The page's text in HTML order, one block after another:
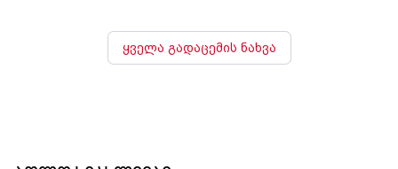
ყველა გადაცემის ნახვა